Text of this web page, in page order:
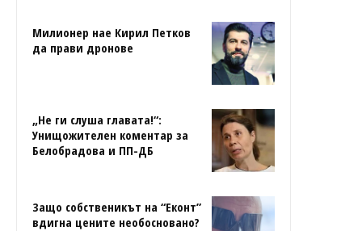
Милионер нае Кирил Петков
да прави дронове
„Не ги слуша главата!“:
Унищожителен коментар за
Белобрадова и ПП-ДБ
Защо собственикът на “Еконт”
вдигна цените необосновано?